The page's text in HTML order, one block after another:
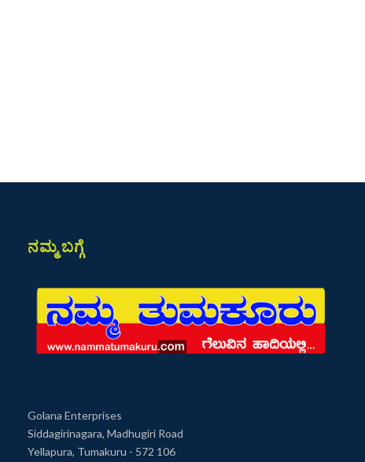
ನಮ್ಮ ಬಗ್ಗೆ
Golana Enterprises
Siddagirinagara, Madhugiri Road
Yellapura, Tumakuru - 572 106